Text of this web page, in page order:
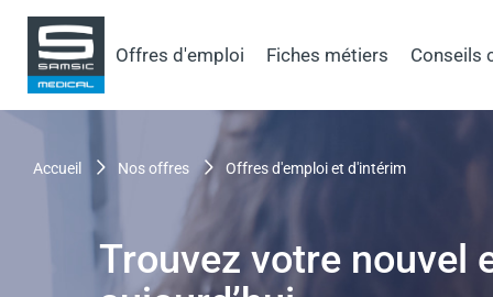
contenu
principal
Samsic
Offres d'emploi Fiches métiers Conseils
accueil nos offres offres d'emploi et d'intérim
Trouvez votre nouvel